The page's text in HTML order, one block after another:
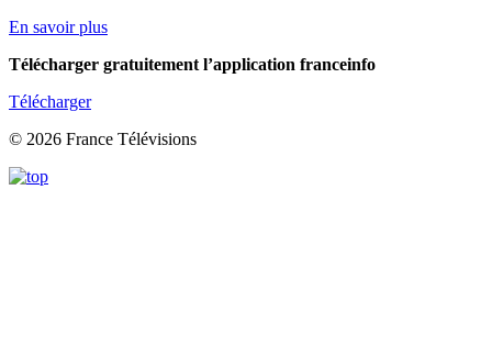
En savoir plus
Télécharger gratuitement l’application franceinfo
Télécharger
© 2026 France Télévisions